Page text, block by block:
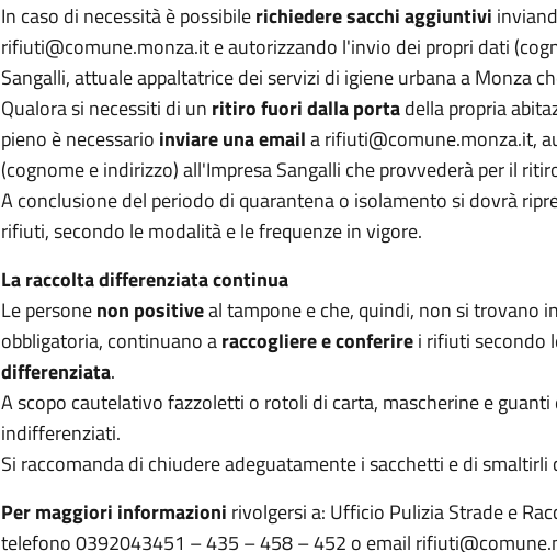
In caso di necessità è possibilerichiedere sacchi aggiuntivi
rifiuti@comune.monza.it e autorizzando l'invio dei propri dati
Sangalli, attuale appaltatrice dei servizi di igiene urbana a Monza
Qualora si necessiti di un ritiro fuori dalla portadella propria
pieno è necessario inviare una emaila rifiuti@comune.monza.it,
(cognome e indirizzo) all'Impresa Sangalli che provvederà per il
A conclusione del periodo di quarantena o isolamento si dovrà
rifiuti, secondo le modalità e le frequenze in vigore.
La raccolta differenziata continua
Le personenon positiveal tampone e che, quindi, non si trovano
obbligatoria, continuano araccogliere e conferirei rifiuti secondo
differenziata.
A scopo cautelativo fazzoletti o rotoli di carta, mascherine e
indifferenziati.
Si raccomanda di chiudere adeguatamente i sacchetti e di
Per maggiori informazioni rivolgersi a: Ufficio Pulizia Strade e
telefono 0392043451 – 435 – 458 – 452 o email